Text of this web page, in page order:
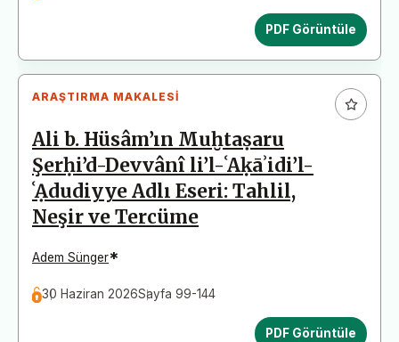
PDF Görüntüle
ARAŞTIRMA MAKALESI
Ali b. Hüsâm’ın Muḫtaṣaru
Şerḥi’d-Devvânî li’l-ʿAḳāʾidi’l-
ʿẠdudiyye Adlı Eseri: Tahlil,
Neşir ve Tercüme
Adem Sünger*
30 Haziran 2026Sayfa 99-144
PDF Görüntüle